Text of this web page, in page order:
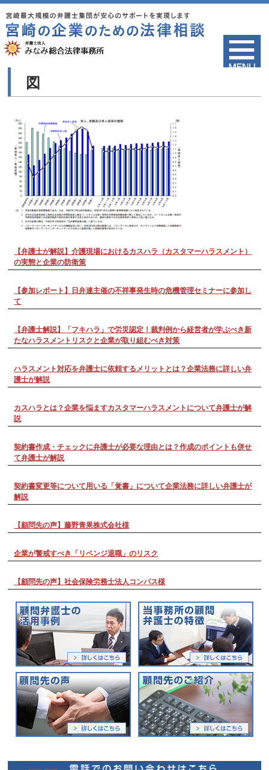
図
【弁護士が解説】介護現場におけるカスハラ（カスタマーハラスメント）
の実態と企業の防衛策
【参加レポート】日弁連主催の不祥事発生時の危機管理セミナーに参加し
て
【弁護士解説】「フキハラ」で労災認定！裁判例から経営者が学ぶべき新
たなハラスメントリスクと企業が取り組むべき対策
ハラスメント対応を弁護士に依頼するメリットとは？企業法務に詳しい弁
護士が解説
カスハラとは？企業を悩ますカスタマーハラスメントについて弁護士が解
説
契約書作成・チェックに弁護士が必要な理由とは？作成のポイントも併せ
て弁護士が解説
契約書変更等について用いる「覚書」について企業法務に詳しい弁護士が
解説
【顧問先の声】藤野青果株式会社様
企業が警戒すべき「リベンジ退職」のリスク
【顧問先の声】社会保険労務士法人コンパス様